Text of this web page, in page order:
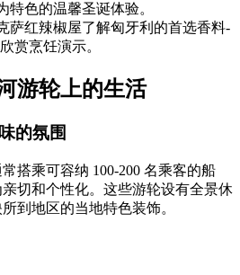
特色的温馨圣诞体验。
萨红辣椒屋了解匈牙利的首选香料-
赏烹饪演示。
游轮上的生活
的氛围
搭乘可容纳 100-200 名乘客的船
切和个性化。这些游轮设有全景休
到地区的当地特色装饰。